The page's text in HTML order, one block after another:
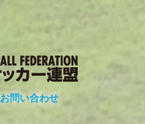
お問い合わせ